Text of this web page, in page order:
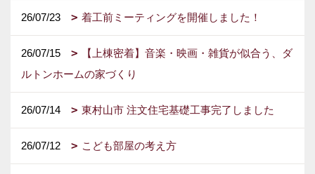
26/07/23 着工前ミーティングを開催しました！
26/07/15
【上棟密着】音楽・映画・雑貨が似合う、ダ
ルトンホームの家づくり
26/07/14 東村山市 注文住宅基礎工事完了しました
26/07/12 こども部屋の考え方